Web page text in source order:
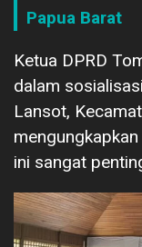
Papua Barat
Ketua DPRD
dalam
Lansot,
ini sangat